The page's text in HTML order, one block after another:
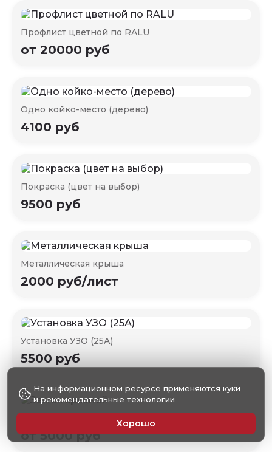
На информационном ресурсе применяются куки
и рекомендательные технологии
Хорошо
Профлист цветной по RALU
от 20000 руб
Одно койко-место (дерево)
4100 руб
Покраска (цвет на выбор)
9500 руб
Металлическая крыша
2000 руб/лист
Установка УЗО (25А)
5500 руб
от 5000 руб